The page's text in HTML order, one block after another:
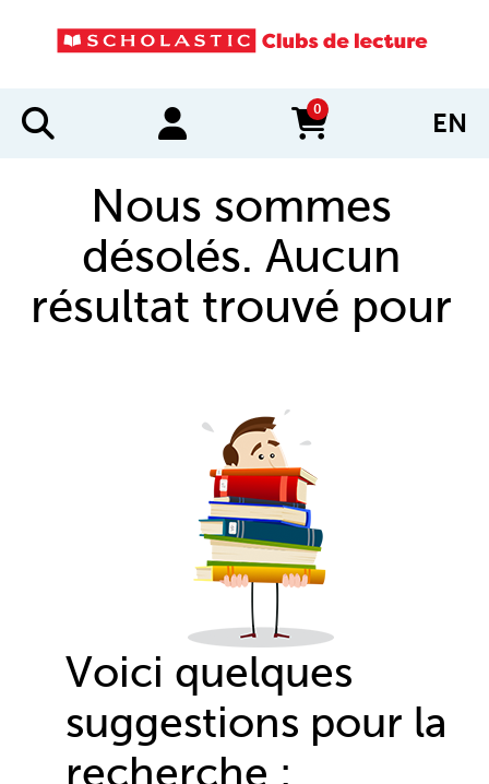
0
items in cart EN
Nous sommes
désolés. Aucun
résultat trouvé pour
Voici quelques
suggestions pour la
recherche :